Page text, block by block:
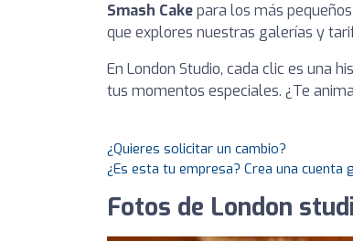
Smash Cakepara los más
que explores nuestras galerías y
En London Studio, cada clic es una
tus momentos especiales. ¿Te
¿Quieres solicitar un cambio?
¿Es esta tu empresa? Crea una
Fotos de London